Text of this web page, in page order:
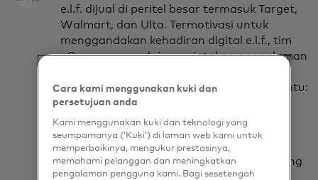
e.l.f. dijual di peritel besar termasuk Target,
Walmart, dan Ulta. Termotivasi untuk
menggandakan kehadiran digital e.l.f., tim
eCommerce mulai menciptakan pengalaman
membutuhkan solusi yang dapat membantu:
Menelan data pelanggan pihak
pertama
Mengidentifikasi segmen audiens yang
bernilai tinggi
Cara kami menggunakan kuki dan
persetujuan anda
Kami menggunakan kuki dan teknologi yang
seumpamanya (‘Kuki’) di laman web kami untuk
memperbaikinya, mengukur prestasinya,
memahami pelanggan dan meningkatkan
pengalaman pengguna kami. Bagi sesetengah